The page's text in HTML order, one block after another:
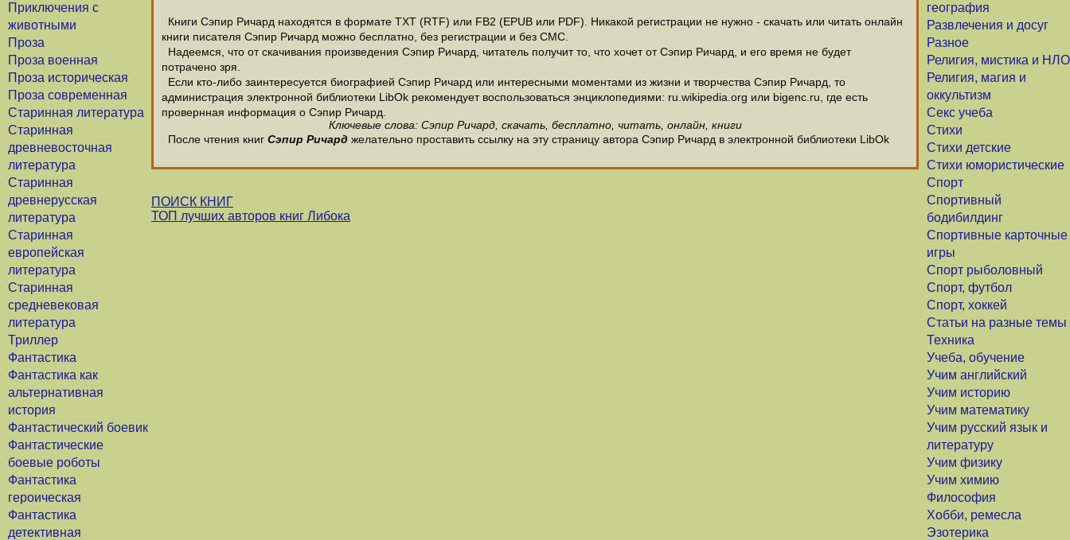
Приключения с
животными
Проза
Проза военная
Проза историческая
Проза современная
Старинная литература
Старинная
древневосточная
литература
Старинная
древнерусская
литература
Старинная
европейская
литература
Старинная
средневековая
литература
Триллер
Фантастика
Фантастика как
альтернативная
история
Фантастический боевик
Фантастические
боевые роботы
Фантастика
героическая
Фантастика
детективная
география
Развлечения и досуг
Разное
Религия, мистика и НЛО
Религия, магия и
оккультизм
Секс учеба
Стихи
Стихи детские
Стихи юмористические
Спорт
Спортивный
бодибилдинг
Спортивные карточные
игры
Спорт рыболовный
Спорт, футбол
Спорт, хоккей
Статьи на разные темы
Техника
Учеба, обучение
Учим английский
Учим историю
Учим математику
Учим русский язык и
литературу
Учим физику
Учим химию
Философия
Хобби, ремесла
Эзотерика
Книги Сэпир Ричард находятся в формате ТХТ (RTF) или FB2 (EPUB или PDF). Никакой регистрации не нужно - скачать или читать онлайн
книги писателя Сэпир Ричард можно бесплатно, без регистрации и без СМС.
Надеемся, что от скачивания произведения Сэпир Ричард, читатель получит то, что хочет от Сэпир Ричард, и его время не будет
потрачено зря.
Если кто-либо заинтересуется биографией Сэпир Ричард или интересными моментами из жизни и творчества Сэпир Ричард, то
администрация электронной библиотеки LibOk рекомендует воспользоваться энциклопедиями: ru.wikipedia.org или bigenc.ru, где есть
провернная информация о Сэпир Ричард.
Ключевые слова: Сэпир Ричард, скачать, бесплатно, читать, онлайн, книги
После чтения книг Сэпир Ричард желательно проставить ссылку на эту страницу автора Сэпир Ричард в электронной библиотеки LibOk
ПОИСК КНИГ
ТОП лучших авторов книг Либока